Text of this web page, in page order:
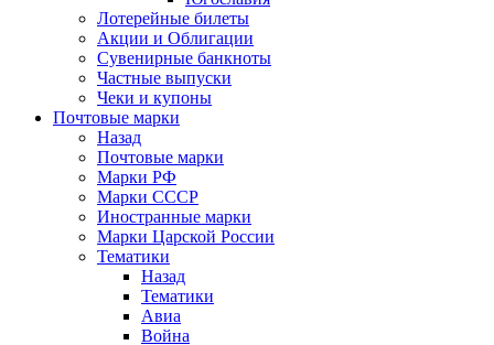
Лотерейные билеты
Акции и Облигации
Сувенирные банкноты
Частные выпуски
Чеки и купоны
Почтовые марки
Назад
Почтовые марки
Марки РФ
Марки СССР
Иностранные марки
Марки Царской России
Тематики
Назад
Тематики
Авиа
Война